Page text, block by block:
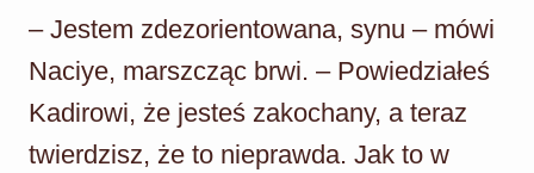
– Jestem zdezorientowana, synu – mówi
Naciye, marszcząc brwi. – Powiedziałeś
Kadirowi, że jesteś zakochany, a teraz
twierdzisz, że to nieprawda. Jak to w